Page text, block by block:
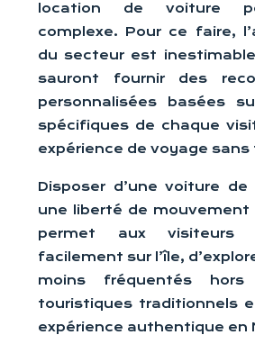
location de voiture
complexe. Pour ce faire,
du secteur est
sauront fournir des
personnalisées basées
spécifiques de chaque
expérience de voyage sans
Disposer d’une voiture
une liberté de mouvement
permet aux visiteurs
facilement sur l’île,
moins fréquentés
touristiques traditionnels
expérience authentique en